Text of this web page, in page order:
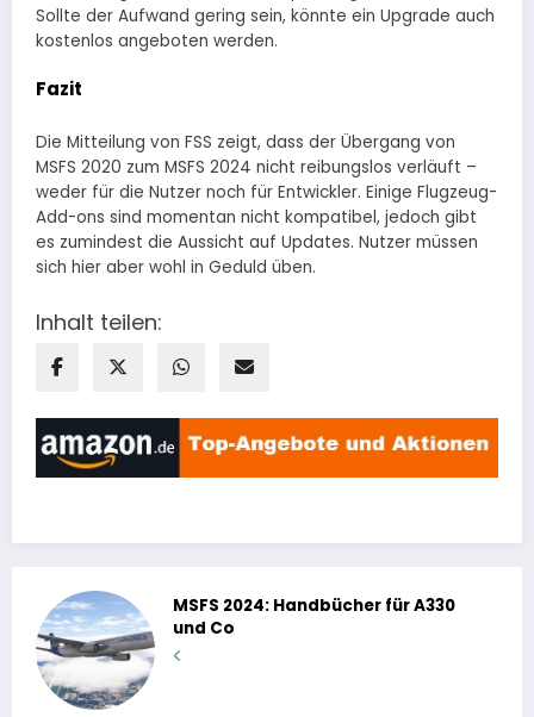
Sollte der Aufwand gering sein, könnte ein Upgrade auch
kostenlos angeboten werden.
Fazit
Die Mitteilung von FSS zeigt, dass der Übergang von
MSFS 2020 zum MSFS 2024 nicht reibungslos verläuft –
weder für die Nutzer noch für Entwickler. Einige Flugzeug-
Add-ons sind momentan nicht kompatibel, jedoch gibt
es zumindest die Aussicht auf Updates. Nutzer müssen
sich hier aber wohl in Geduld üben.
Inhalt teilen:
MSFS 2024: Handbücher für A330
und Co